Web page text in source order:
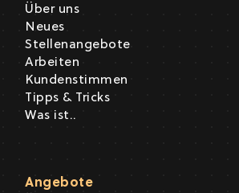
Über uns
Neues
Stellenangebote
Arbeiten
Kundenstimmen
Tipps & Tricks
Was ist..
Angebote